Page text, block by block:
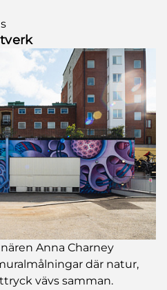
Anna Charney
där natur,
vävs samman.